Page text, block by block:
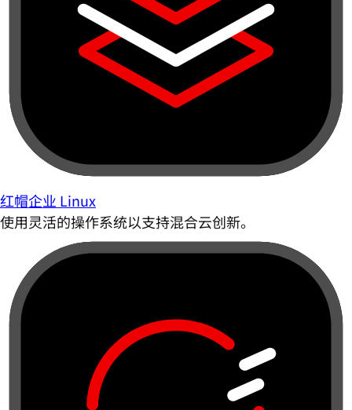
红帽企业 Linux
使用灵活的操作系统以支持混合云创新。